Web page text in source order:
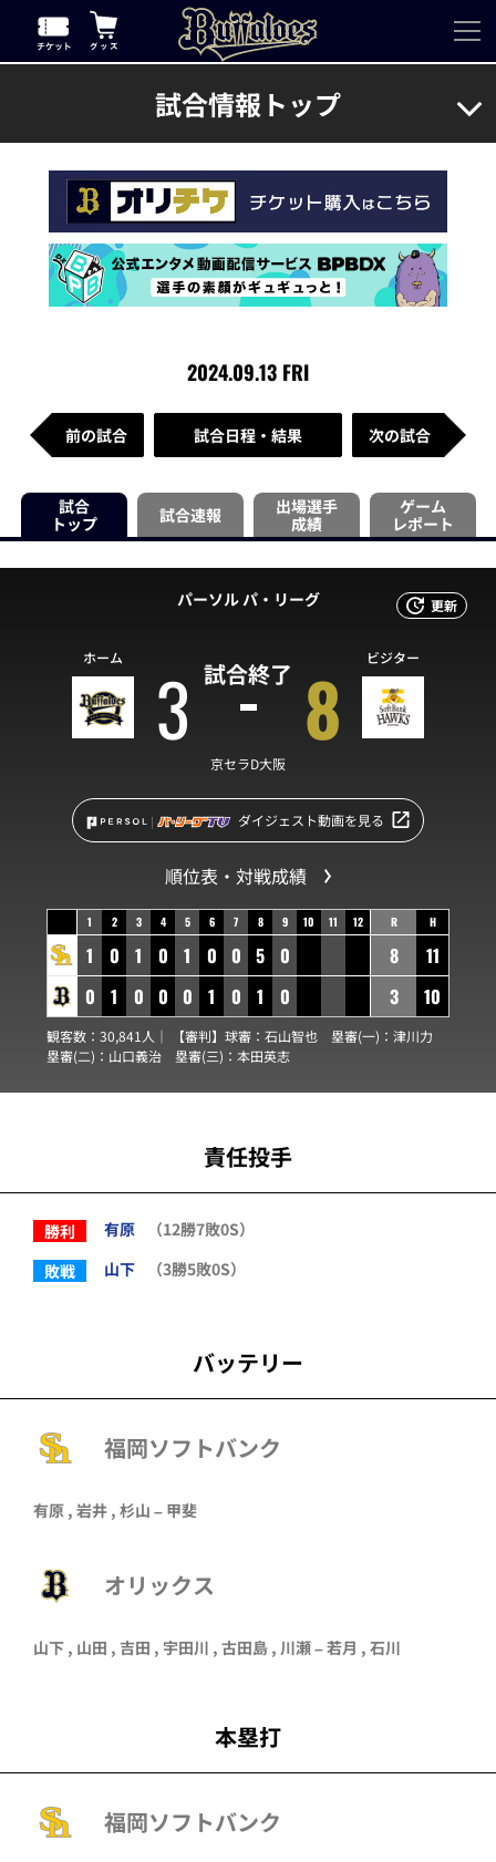
試合情報トップ
2024.09.13 FRI
前の試合 試合日程・結果 次の試合
試合
トップ
試合速報
出場選手
成績
ゲーム
レポート
更新
パーソル パ・リーグ
試合終了
ホーム 3 8 ビジター
京セラD大阪
ダイジェスト動画を見る
順位表・対戦成績
1 2 3 4 5 6 7 8 9 10 11 12
1 0 1 0 1 0 0 5 0
0
1 0 0 0 1 0 1 0
R H
8
11
3
10
観客数：30,841人｜ 【審判】球審： 石山智也 塁審(一)： 津川力
塁審(二)： 山口義治 塁審(三)： 本田英志
責任投手
勝利 有原
（12勝7敗0S）
敗戦
山下 （3勝5敗0S）
バッテリー
福岡ソフトバンク
有原 , 岩井 , 杉山 – 甲斐
オリックス
山下 , 山田 , 吉田 , 宇田川 , 古田島 , 川瀬–若月 , 石川
本塁打
福岡ソフトバンク